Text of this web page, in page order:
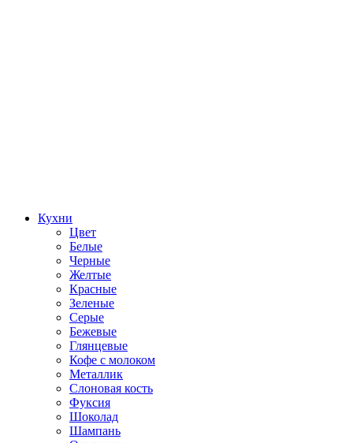
Кухни
Цвет
Белые
Черные
Желтые
Красные
Зеленые
Серые
Бежевые
Глянцевые
Кофе с молоком
Металлик
Слоновая кость
Фуксия
Шоколад
Шампань